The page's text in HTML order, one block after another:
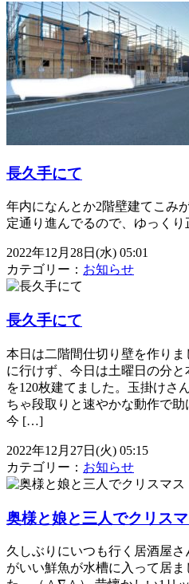
長久手にて
年内になんとか2階壁建てこみ
定通り進んでるので、ゆっくり
2022年12月28日(水) 05:01
カテゴリー： お知らせ
長久手にて
本日は二階間仕切り壁を作り
に行けず、今日は土曜日の分
を120枚建てました。玉掛けさ
ちゃ段取りと速やかな動作で
今 […]
2022年12月27日(火) 05:15
カテゴリー： お知らせ
奥様と娘と三人でクリス
久しぶりにいつも行く居酒屋
がいい鮮魚が水槽に入って居